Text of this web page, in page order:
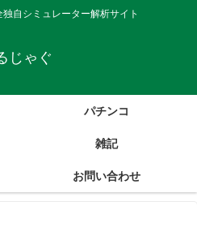
自シミュレーター解析サイト
じゃぐ
パチンコ
雑記
お問い合わせ